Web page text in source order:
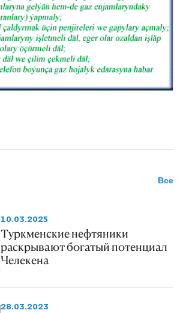
Все
10.03.2025
Туркменские нефтяники
раскрывают богатый потенциал
Челекена
28.03.2023